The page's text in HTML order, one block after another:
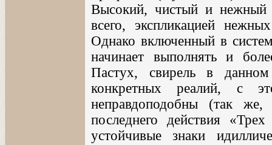
Высокий, чистый и нежный
всего, экспликацией
Однако включенный в
начинает выполнять и
Пастух, свирель в
конкретных реалий, с
неправдоподобны (так
последнего действия
устойчивые знаки